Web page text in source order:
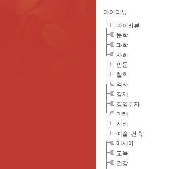
마이리뷰
마이리뷰
문학
과학
사회
인문
철학
역사
경제
경영투자
미래
지리
예술, 건축
에세이
교육
건강